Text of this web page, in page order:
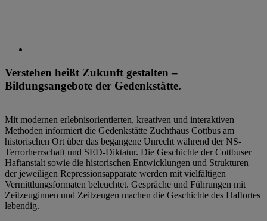
Verstehen heißt Zukunft gestalten –
Bildungsangebote der Gedenkstätte.
Mit modernen erlebnisorientierten, kreativen und interaktiven
Methoden informiert die Gedenkstätte Zuchthaus Cottbus am
historischen Ort über das begangene Unrecht während der NS-
Terrorherrschaft und SED-Diktatur. Die Geschichte der Cottbuser
Haftanstalt sowie die historischen Entwicklungen und Strukturen
der jeweiligen Repressionsapparate werden mit vielfältigen
Vermittlungsformaten beleuchtet. Gespräche und Führungen mit
Zeitzeuginnen und Zeitzeugen machen die Geschichte des Haftortes
lebendig.